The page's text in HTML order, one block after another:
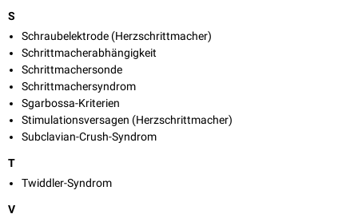
S
Schraubelektrode (Herzschrittmacher)
Schrittmacherabhängigkeit
Schrittmachersonde
Schrittmachersyndrom
Sgarbossa-Kriterien
Stimulationsversagen (Herzschrittmacher)
Subclavian-Crush-Syndrom
T
Twiddler-Syndrom
V